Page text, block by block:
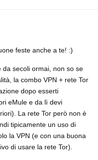
feste anche a te! :)
secoli ormai, non so se
la combo VPN + rete Tor
dopo esserti
eMule e da lì devi
La rete Tor però non è
tipicamente un uso di
la VPN (e con una buona
di usare la rete Tor).